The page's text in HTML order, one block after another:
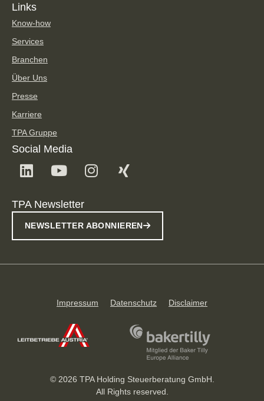
Links
Know-how
Services
Branchen
Über Uns
Presse
Karriere
TPA Gruppe
Social Media
TPA Newsletter
NEWSLETTER ABONNIEREN
Impressum Datenschutz Disclaimer
© 2026 TPA Holding Steuerberatung GmbH.
All Rights reserved.